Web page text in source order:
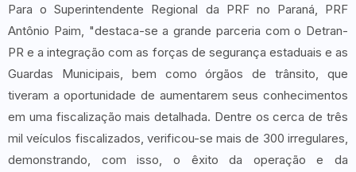
Para o Superintendente Regional da PRF no Paraná, PRF
Antônio Paim, "destaca-se a grande parceria com o Detran-
PR e a integração com as forças de segurança estaduais e as
Guardas Municipais, bem como órgãos de trânsito, que
tiveram a oportunidade de aumentarem seus conhecimentos
em uma fiscalização mais detalhada. Dentre os cerca de três
mil veículos fiscalizados, verificou-se mais de 300 irregulares,
demonstrando, com isso, o êxito da operação e da